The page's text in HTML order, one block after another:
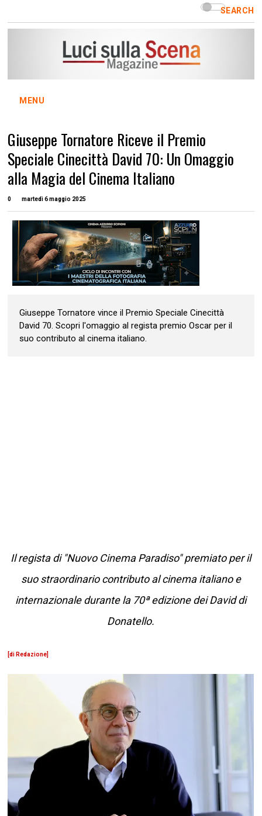
SEARCH
MENU
Giuseppe Tornatore Riceve il Premio
Speciale Cinecittà David 70: Un Omaggio
alla Magia del Cinema Italiano
0 martedì 6 maggio 2025
Giuseppe Tornatore vince il Premio Speciale Cinecittà
David 70. Scopri l'omaggio al regista premio Oscar per il
suo contributo al cinema italiano.
Il regista di "Nuovo Cinema Paradiso" premiato per il
suo straordinario contributo al cinema italiano e
internazionale durante la 70ª edizione dei David di
Donatello.
[di Redazione]